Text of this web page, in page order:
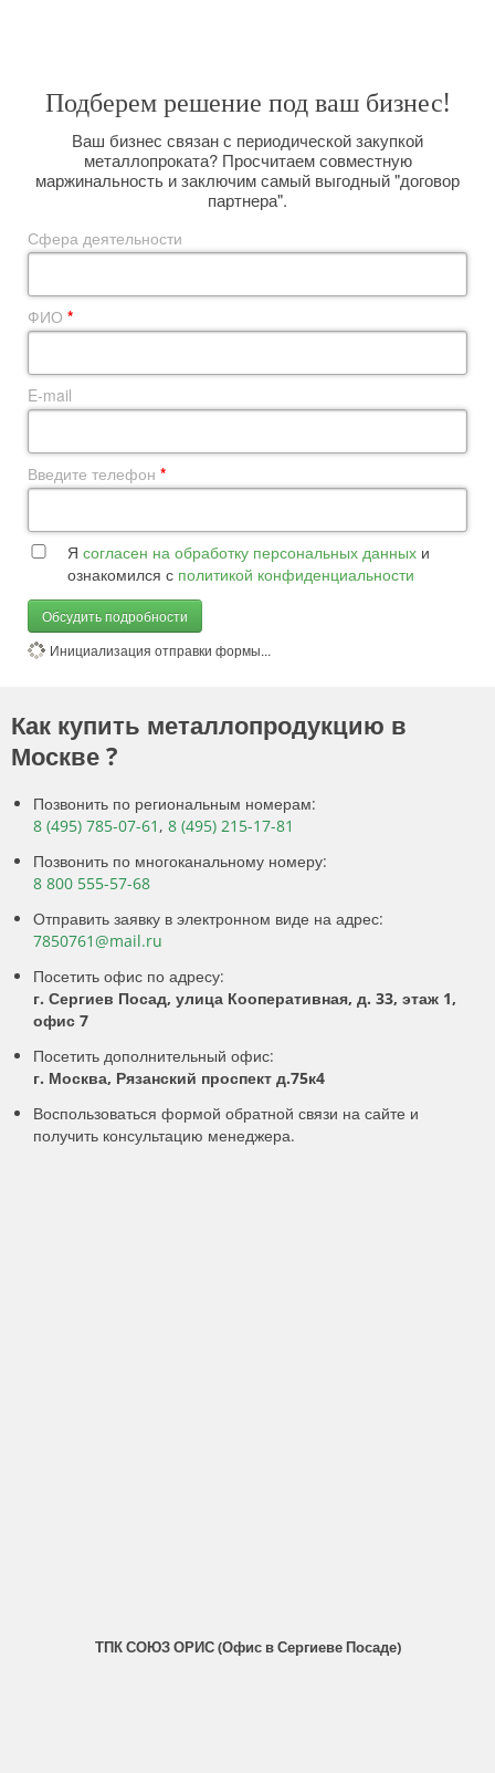
Подберем решение под ваш бизнес!
Ваш бизнес связан с периодической закупкой
металлопроката? Просчитаем совместную
маржинальность и заключим самый выгодный "договор
партнера".
Сфера деятельности
ФИО *
E-mail
Введите телефон *
Я согласен на обработку персональных данных и
ознакомился с политикой конфиденциальности
Обсудить подробности
Инициализация отправки формы...
Как купить металлопродукцию в
Москве ?
Позвонить по региональным номерам:
8 (495) 785-07-61 , 8 (495) 215-17-81
Позвонить по многоканальному номеру:
8 800 555-57-68
Отправить заявку в электронном виде на адрес:
7850761@mail.ru
Посетить офис по адресу:
г. Сергиев Посад, улица Кооперативная, д. 33, этаж 1,
офис 7
Посетить дополнительный офис:
г. Москва, Рязанский проспект д.75к4
Воспользоваться формой обратной связи на сайте и
получить консультацию менеджера.
ТПК СОЮЗ ОРИС (Офис в Сергиеве Посаде)